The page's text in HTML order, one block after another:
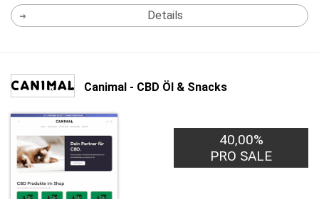
Details
Canimal - CBD Öl & Snacks
40,00%
PRO SALE